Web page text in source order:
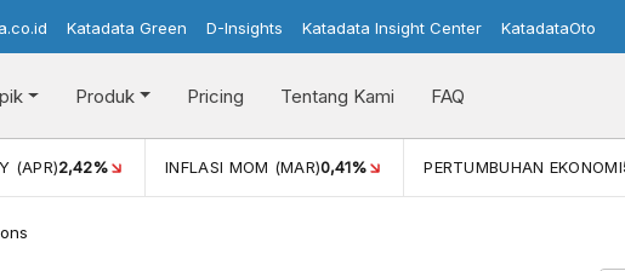
Katadata Green D-Insights Katadata Insight Center KatadataOto
Produk Pricing Tentang Kami FAQ
(APR)2,42% INFLASI MOM (MAR)0,41% PERTUMBUHAN EKONOMI